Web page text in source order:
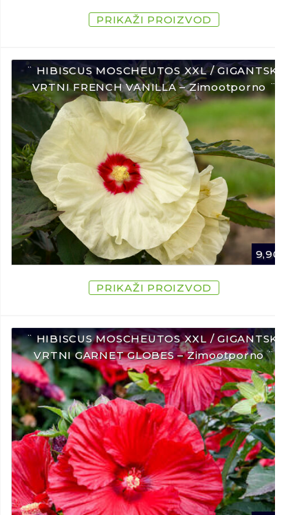
PRIKAŽI PROIZVOD
¨ HIBISCUS MOSCHEUTOS XXL / GIGANTSKI
VRTNI FRENCH VANILLA – Zimootporno ¨
9,90
PRIKAŽI PROIZVOD
¨ HIBISCUS MOSCHEUTOS XXL / GIGANTSKI
VRTNI GARNET GLOBES – Zimootporno ¨